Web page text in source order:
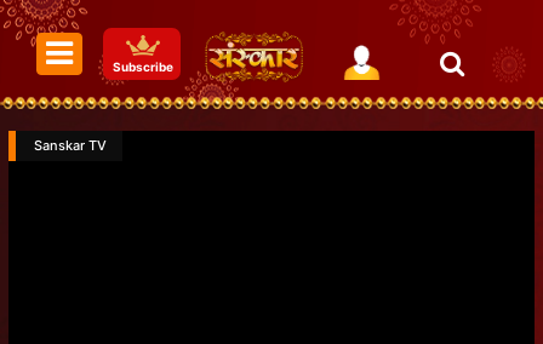
Subscribe
Sanskar TV